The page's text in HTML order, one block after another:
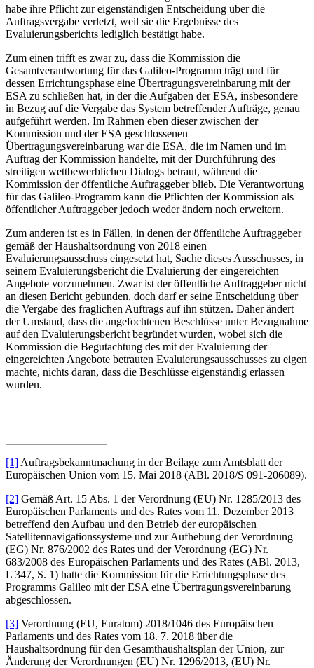
habe ihre Pflicht zur eigenständigen Entscheidung über die
Auftragsvergabe verletzt, weil sie die Ergebnisse des
Evaluierungsberichts lediglich bestätigt habe.
Zum einen trifft es zwar zu, dass die Kommission die
Gesamtverantwortung für das Galileo‑Programm trägt und für
dessen Errichtungsphase eine Übertragungsvereinbarung mit der
ESA zu schließen hat, in der die Aufgaben der ESA, insbesondere
in Bezug auf die Vergabe das System betreffender Aufträge, genau
aufgeführt werden. Im Rahmen eben dieser zwischen der
Kommission und der ESA geschlossenen
Übertragungsvereinbarung war die ESA, die im Namen und im
Auftrag der Kommission handelte, mit der Durchführung des
streitigen wettbewerblichen Dialogs betraut, während die
Kommission der öffentliche Auftraggeber blieb. Die Verantwortung
für das Galileo‑Programm kann die Pflichten der Kommission als
öffentlicher Auftraggeber jedoch weder ändern noch erweitern.
Zum anderen ist es in Fällen, in denen der öffentliche Auftraggeber
gemäß der Haushaltsordnung von 2018 einen
Evaluierungsausschuss eingesetzt hat, Sache dieses Ausschusses, in
seinem Evaluierungsbericht die Evaluierung der eingereichten
Angebote vorzunehmen. Zwar ist der öffentliche Auftraggeber nicht
an diesen Bericht gebunden, doch darf er seine Entscheidung über
die Vergabe des fraglichen Auftrags auf ihn stützen. Daher ändert
der Umstand, dass die angefochtenen Beschlüsse unter Bezugnahme
auf den Evaluierungsbericht begründet wurden, wobei sich die
Kommission die Begutachtung des mit der Evaluierung der
eingereichten Angebote betrauten Evaluierungsausschusses zu eigen
machte, nichts daran, dass die Beschlüsse eigenständig erlassen
wurden.
[1] Auftragsbekanntmachung in der Beilage zum Amtsblatt der
Europäischen Union vom 15. Mai 2018 (ABl. 2018/S 091-206089).
[2] Gemäß Art. 15 Abs. 1 der Verordnung (EU) Nr. 1285/2013 des
Europäischen Parlaments und des Rates vom 11. Dezember 2013
betreffend den Aufbau und den Betrieb der europäischen
Satellitennavigationssysteme und zur Aufhebung der Verordnung
(EG) Nr. 876/2002 des Rates und der Verordnung (EG) Nr.
683/2008 des Europäischen Parlaments und des Rates (ABl. 2013,
L 347, S. 1) hatte die Kommission für die Errichtungsphase des
Programms Galileo mit der ESA eine Übertragungsvereinbarung
abgeschlossen.
[3] Verordnung (EU, Euratom) 2018/1046 des Europäischen
Parlaments und des Rates vom 18. 7. 2018 über die
Haushaltsordnung für den Gesamthaushaltsplan der Union, zur
Änderung der Verordnungen (EU) Nr. 1296/2013, (EU) Nr.